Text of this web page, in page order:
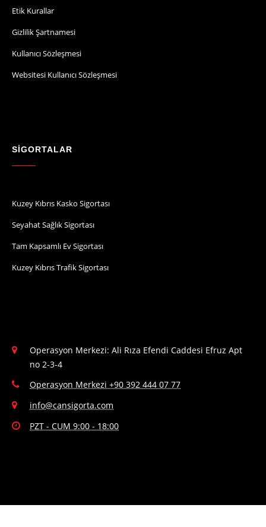
Etik Kurallar
Gizlilik Şartnamesi
Kullanıcı Sözleşmesi
Websitesi Kullanıcı Sözleşmesi
SİGORTALAR
Kuzey Kıbrıs Kasko Sigortası
Seyahat Sağlık Sigortası
Tam Kapsamlı Ev Sigortası
Kuzey Kıbrıs Trafik Sigortası
Operasyon Merkezi: Ali Rıza Efendi Caddesi Efruz Apt
no 2-3-4
Operasyon Merkezi +90 392 444 07 77
info@cansigorta.com
PZT - CUM 9:00 - 18:00